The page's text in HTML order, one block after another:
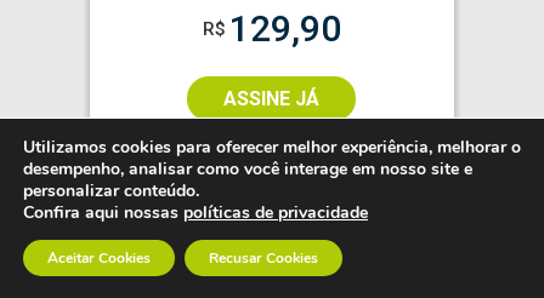
R$ 129,90
ASSINE JÁ
INFORMAÇÕES ADICIONAIS
Utilizamos cookies para oferecer melhor experiência, melhorar o
desempenho, analisar como você interage em nosso site e
personalizar conteúdo.
Confira aqui nossas políticas de privacidade
Aceitar Cookies Recusar Cookies